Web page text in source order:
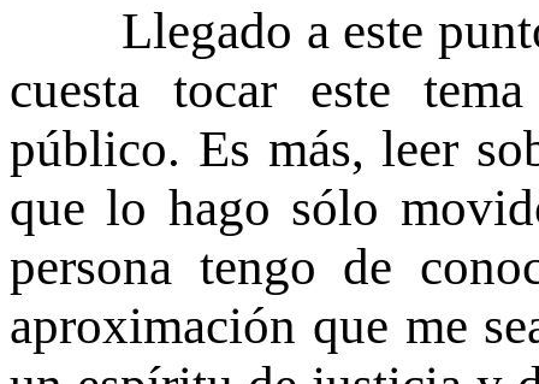
Llegado a este punto
cuesta tocar este
público. Es más, leer
que lo hago sólo
persona tengo de
aproximación que me